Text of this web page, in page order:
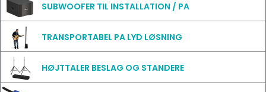
SUBWOOFER TIL INSTALLATION / PA
TRANSPORTABEL PA LYD LØSNING
HØJTTALER BESLAG OG STANDERE